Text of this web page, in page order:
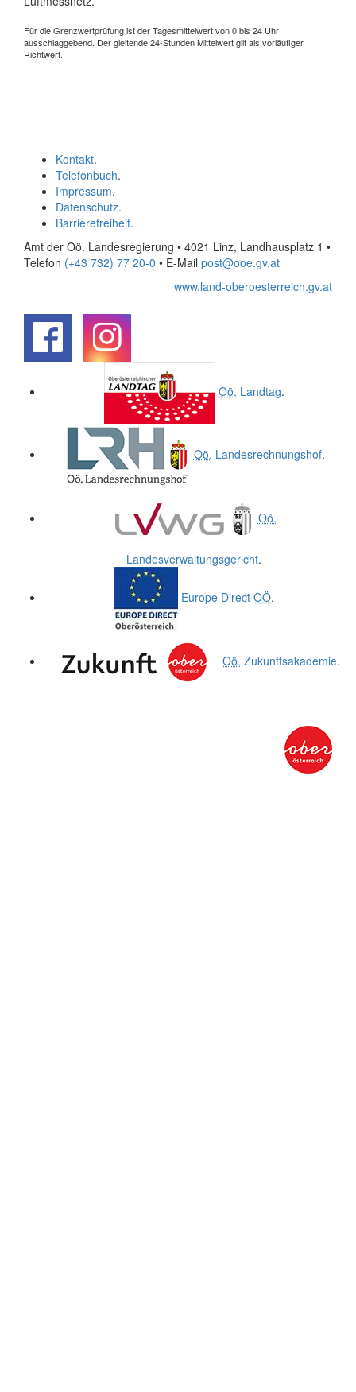
Für die Grenzwertprüfung ist der Tagesmittelwert von 0 bis 24 Uhr
ausschlaggebend. Der gleitende 24-Stunden Mittelwert gilt als vorläufiger
Richtwert.
Kontakt.
Telefonbuch.
Impressum.
Datenschutz.
Barrierefreiheit.
Amt der Oö. Landesregierung • 4021 Linz, Landhausplatz 1 •
Telefon (+43 732) 77 20-0 • E-Mail post@ooe.gv.at
www.land-oberoesterreich.gv.at
Oö. Landtag.
Oö. Landesrechnungshof.
Oö.
Landesverwaltungsgericht.
Europe Direct OÖ.
Oö. Zukunftsakademie.